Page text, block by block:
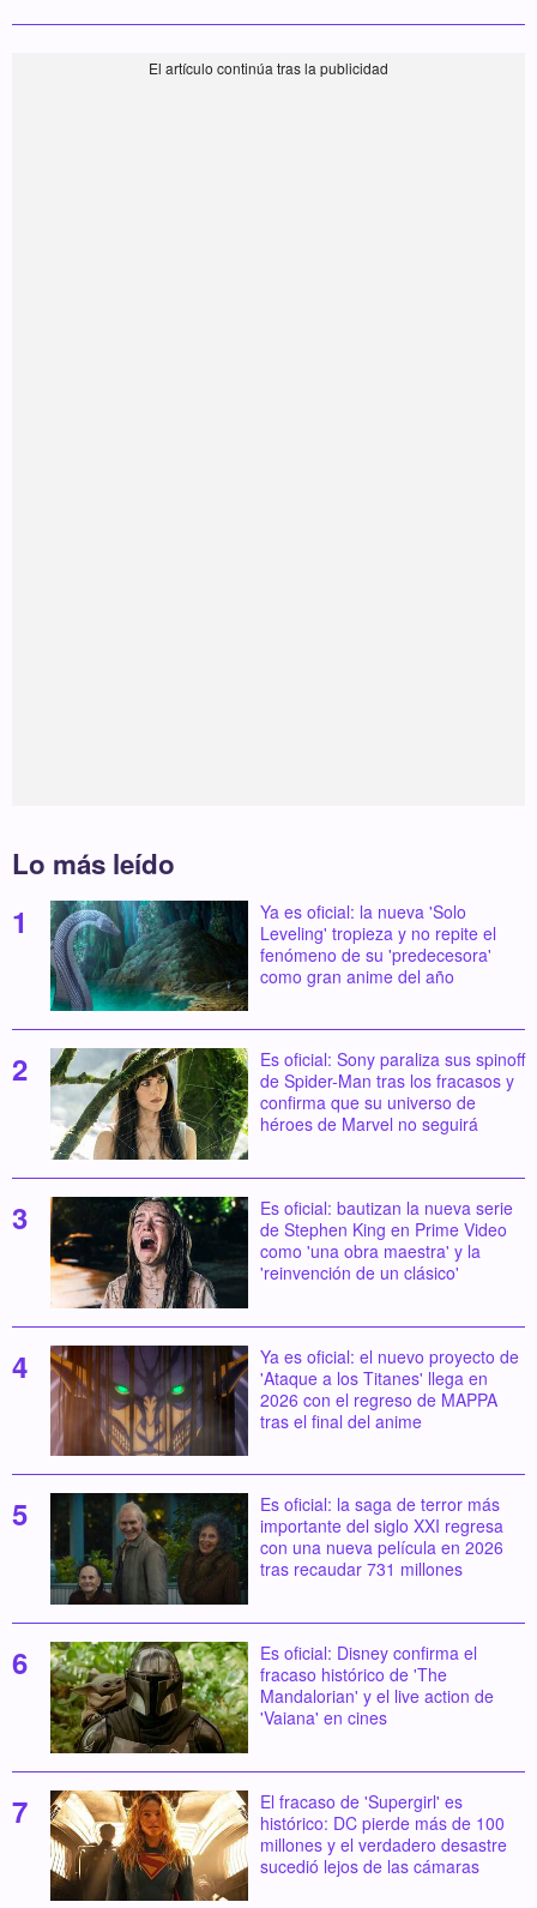
Lo más leído
Ya es oficial: la nueva 'Solo
Leveling' tropieza y no repite el
fenómeno de su 'predecesora'
como gran anime del año
Es oficial: Sony paraliza sus spinoff
de Spider-Man tras los fracasos y
confirma que su universo de
héroes de Marvel no seguirá
Es oficial: bautizan la nueva serie
de Stephen King en Prime Video
como 'una obra maestra' y la
'reinvención de un clásico'
Ya es oficial: el nuevo proyecto de
'Ataque a los Titanes' llega en
2026 con el regreso de MAPPA
tras el final del anime
Es oficial: la saga de terror más
importante del siglo XXI regresa
con una nueva película en 2026
tras recaudar 731 millones
Es oficial: Disney confirma el
fracaso histórico de 'The
Mandalorian' y el live action de
'Vaiana' en cines
El fracaso de 'Supergirl' es
histórico: DC pierde más de 100
millones y el verdadero desastre
sucedió lejos de las cámaras